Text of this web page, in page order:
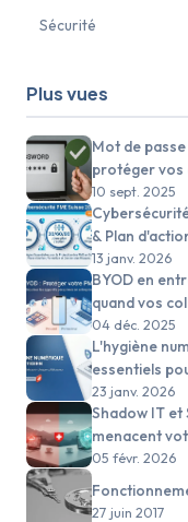
Sécurité
Plus vues
Mot de
protéger vos
10 sept. 2025
& Plan
13 janv. 2026
BYOD en
quand vos
personnels
04 déc. 2025
L'hygiène
essentiels
23 janv. 2026
Shadow IT et
menacent
05 févr. 2026
27 juin 2017